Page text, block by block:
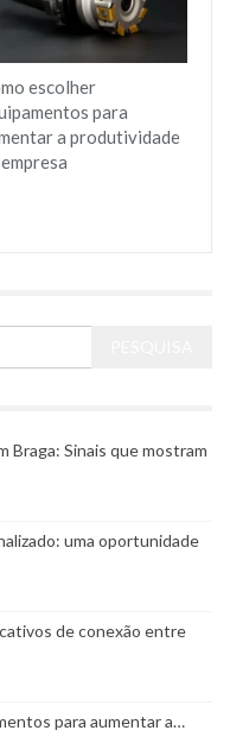
escolher
para
a produtividade
Braga: Sinais que mostram
uma oportunidade
de conexão entre
para aumentar a…